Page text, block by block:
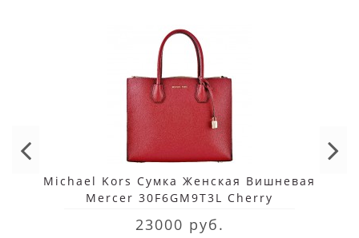
Michael Kors Сумка Женская Вишневая
Mercer 30F6GM9T3L Cherry
23000 руб.